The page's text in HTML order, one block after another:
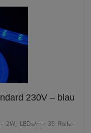
230V – blau
2W, LEDs/m= 36 Rolle=